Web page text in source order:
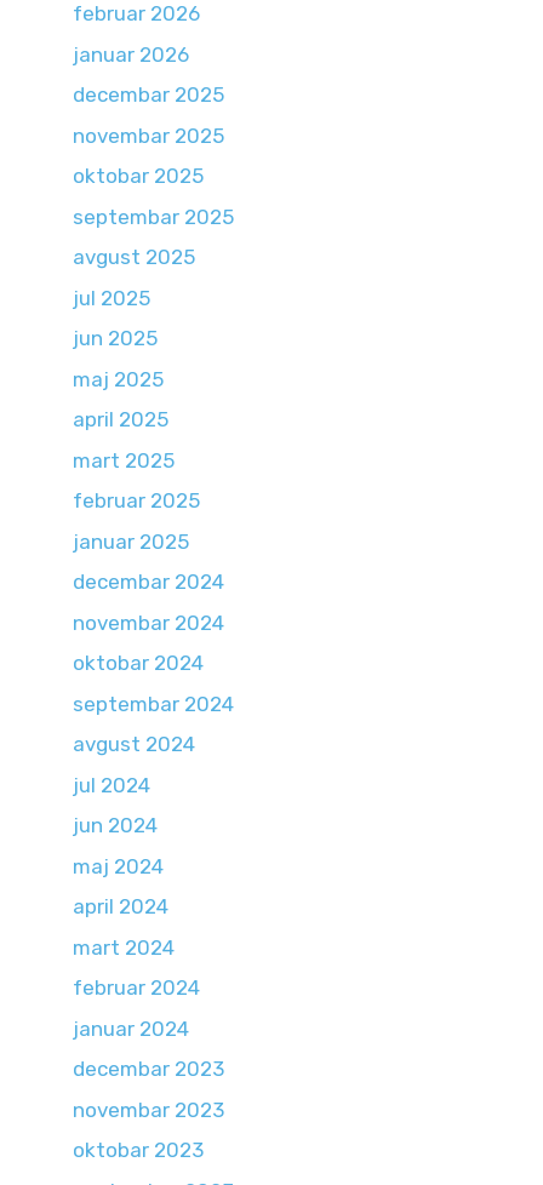
februar 2026
januar 2026
decembar 2025
novembar 2025
oktobar 2025
septembar 2025
avgust 2025
jul 2025
jun 2025
maj 2025
april 2025
mart 2025
februar 2025
januar 2025
decembar 2024
novembar 2024
oktobar 2024
septembar 2024
avgust 2024
jul 2024
jun 2024
maj 2024
april 2024
mart 2024
februar 2024
januar 2024
decembar 2023
novembar 2023
oktobar 2023